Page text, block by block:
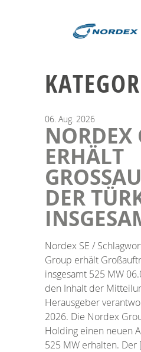
06. Aug. 2026
NORDEX
ERHÄLT
ER
Nordex SE /
Group erhält
insgesamt 525 MW
den Inhalt der
Herausgeber
2026. Die Nordex
Holding einen neuen
525 MW erhalten. Der